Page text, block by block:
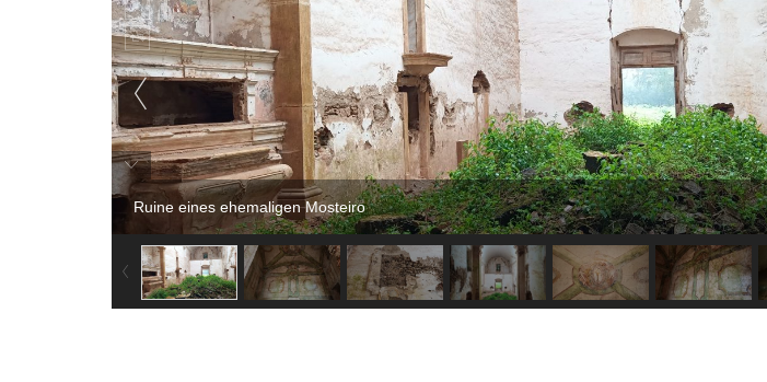
Ruine eines ehemaligen Mosteiro